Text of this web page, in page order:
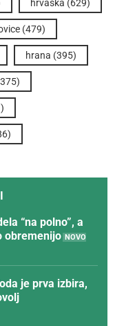
hrvaška (629)
(479)
hrana (395)
“na polno”, a
obremenijo
je prva izbira,